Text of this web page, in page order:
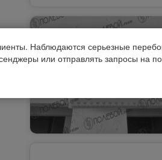
Наблюдаются серьезные
или отправлять запросы на